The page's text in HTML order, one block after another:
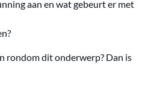
aan en wat gebeurt er met
rondom dit onderwerp? Dan is